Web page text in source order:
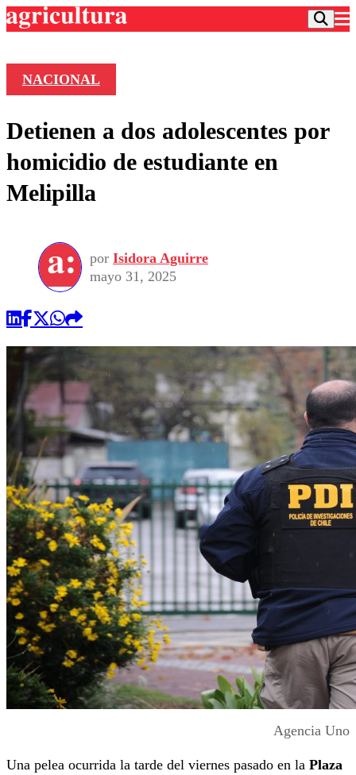
Frecuencias
Agricultura TV
Deportes
Colo Colo
Seleccion Chilena
Torneo Internacional
Universidad de Chile
Entretención
Economía
Internacional
Sustentabilidad
Publicaciones en medios
Opinión
NACIONAL
Detienen a dos adolescentes por
homicidio de estudiante en
Melipilla
por Isidora Aguirre
mayo 31, 2025
Agencia Uno
Una pelea ocurrida la tarde del viernes pasado en la Plaza